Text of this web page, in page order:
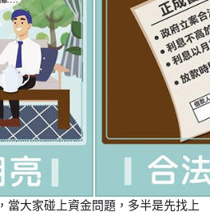
，當大家碰上資金問題，多半是先找上